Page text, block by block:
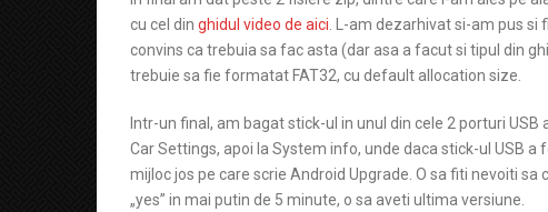
cu cel din ghidul video de aici. L-am dezarhivat si-am pus si
convins ca trebuia sa fac asta (dar asa a facut si tipul din
trebuie sa fie formatat FAT32, cu default allocation size.
Intr-un final, am bagat stick-ul in unul din cele 2 porturi
Car Settings, apoi la System info, unde daca stick-ul USB
mijloc jos pe care scrie Android Upgrade. O sa fiti nevoiti
„yes” in mai putin de 5 minute, o sa aveti ultima versiune.